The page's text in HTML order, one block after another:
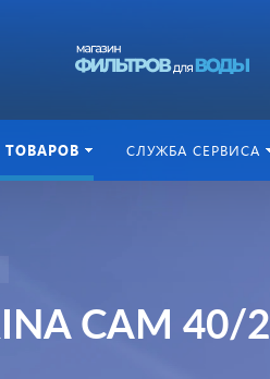
ТОВАРОВ СЛУЖБА СЕРВИСА
CAM 40/